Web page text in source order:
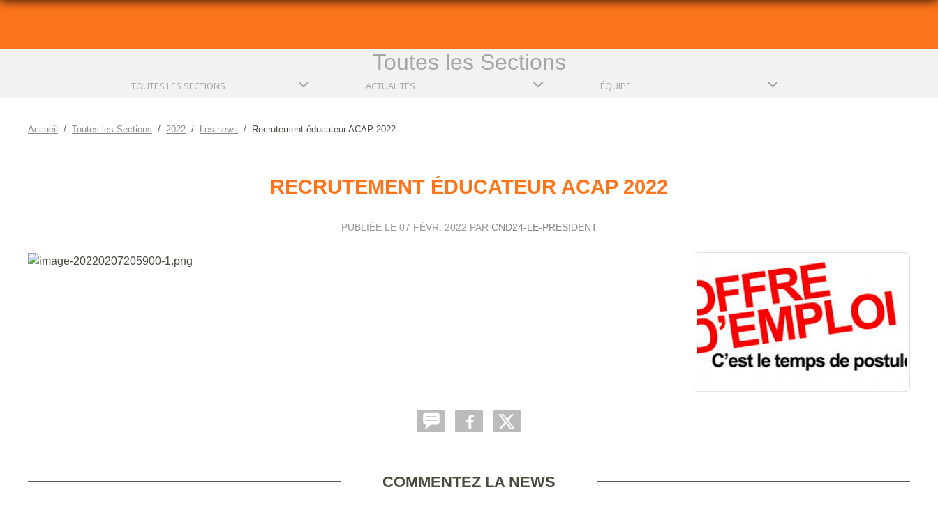
Toutes les Sections
TOUTES LES SECTIONS ACTUALITÉS ÉQUIPE
Accueil Toutes les Sections 2022 Les news Recrutement éducateur ACAP 2022
RECRUTEMENT ÉDUCATEUR ACAP 2022
PUBLIÉE LE 07 FÉVR. 2022 PAR CND24-LE-PRESIDENT
COMMENTEZ LA NEWS